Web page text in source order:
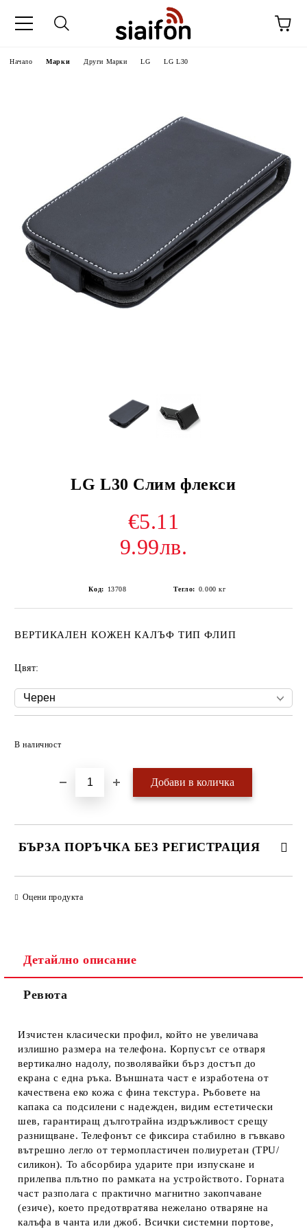
Начало Марки Други Марки LG LG L30
LG L30 Слим флекси
€5.11
9.99лв.
Код: 13708 Тегло: 0.000 кг
ВЕРТИКАЛЕН КОЖЕН КАЛЪФ ТИП ФЛИП
Цвят:
В наличност
БЪРЗА ПОРЪЧКА БЕЗ РЕГИСТРАЦИЯ
Оцени продукта
Детайлно описание
Ревюта
Изчистен класически профил, който не увеличава
излишно размера на телефона. Корпусът се отваря
вертикално надолу, позволявайки бърз достъп до
екрана с една ръка. Външната част е изработена от
качествена еко кожа с фина текстура. Ръбовете на
капака са подсилени с надежден, видим естетически
шев, гарантиращ дълготрайна издръжливост срещу
разнищване. Телефонът се фиксира стабилно в гъвкаво
вътрешно легло от термопластичен полиуретан (TPU/
силикон). То абсорбира ударите при изпускане и
прилепва плътно по рамката на устройството. Горната
част разполага с практично магнитно закопчаване
(езиче), което предотвратява нежелано отваряне на
калъфа в чанта или джоб. Всички системни портове,